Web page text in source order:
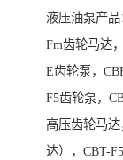
液压油泵产品
Fm齿轮马达
E齿轮泵，
F5齿轮泵，
高压齿轮马
达），CBT-